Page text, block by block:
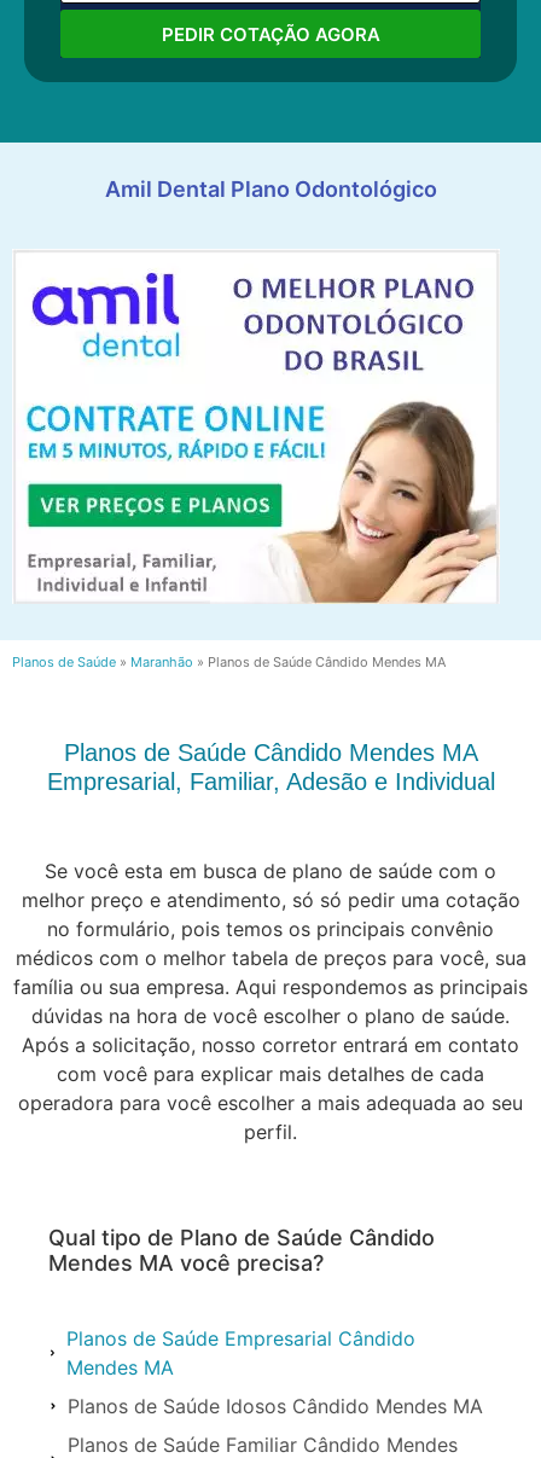
PEDIR COTAÇÃO AGORA
Amil Dental Plano Odontológico
Planos de Saúde » Maranhão » Planos de Saúde Cândido Mendes MA
Planos de Saúde Cândido Mendes MA
Empresarial, Familiar, Adesão e Individual
Se você esta em busca de plano de saúde com o
melhor preço e atendimento, só só pedir uma cotação
no formulário, pois temos os principais convênio
médicos com o melhor tabela de preços para você, sua
família ou sua empresa. Aqui respondemos as principais
dúvidas na hora de você escolher o plano de saúde.
Após a solicitação, nosso corretor entrará em contato
com você para explicar mais detalhes de cada
operadora para você escolher a mais adequada ao seu
perfil.
Qual tipo de Plano de Saúde Cândido
Mendes MA você precisa?
Planos de Saúde Empresarial Cândido
Mendes MA
Planos de Saúde Idosos Cândido Mendes MA
Planos de Saúde Familiar Cândido Mendes